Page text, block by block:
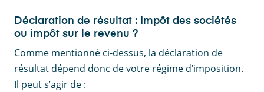
Déclaration de résultat : Impôt des sociétés
ou impôt sur le revenu ?
Comme mentionné ci-dessus, la déclaration de
résultat dépend donc de votre régime d’imposition.
Il peut s’agir de :